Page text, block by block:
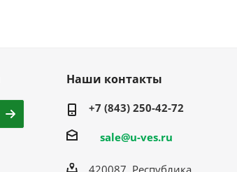
Наши контакты
+7 (843) 250-42-72
sale@u-ves.ru
420087, Республика